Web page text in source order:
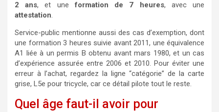
2 ans, et uneformation de 7 heures, avec une
attestation.
Service-public mentionne aussi des cas d’exemption, dont
une formation 3 heures suivie avant 2011, une équivalence
A1 liée à un permis B obtenu avant mars 1980, et un cas
d’expérience assurée entre 2006 et 2010. Pour éviter une
erreur à l’achat, regardez la ligne “catégorie” de la carte
grise, L5e pour tricycle, car ce détail pilote tout le reste.
Quel âge faut-il avoir pour